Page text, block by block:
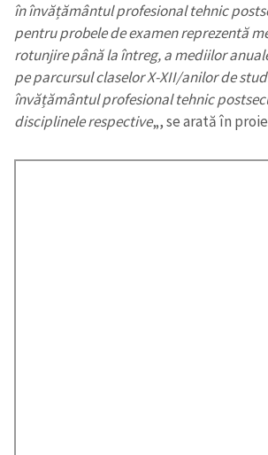
în învățământul profesional tehnic
pentru probele de examen reprezentă
rotunjire până la întreg, a mediilor
pe parcursul claselor X-XII/anilor de
învățământul profesional tehnic
disciplinele respective„, se arată în